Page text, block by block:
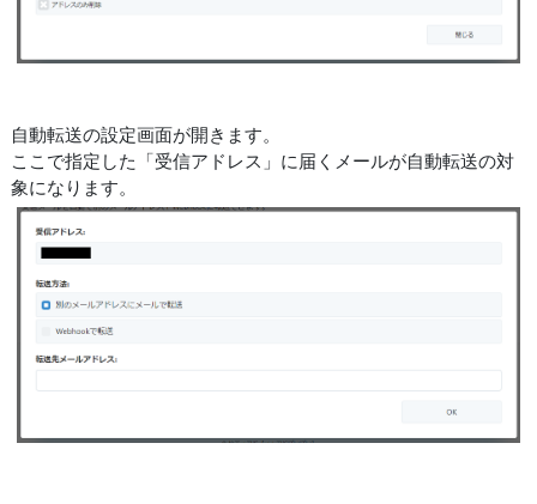
自動転送の設定画面が開きます。
ここで指定した「受信アドレス」に届くメールが自動転送の対
象になります。